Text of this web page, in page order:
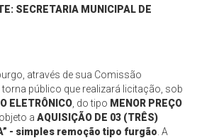
SECRETARIA MUNICIPAL DE
através de sua Comissão
torna público que realizará licitação, sob
ELETRÔNICO , do tipo MENOR PREÇO
a AQUISIÇÃO DE 03 (TRÊS)
- simples remoção tipo furgão A